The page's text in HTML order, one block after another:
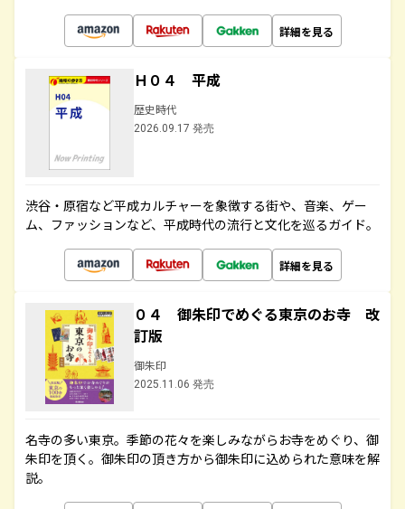
詳細を見る
Ｈ０４ 平成
歴史時代
2026.09.17 発売
渋谷・原宿など平成カルチャーを象徴する街や、音楽、ゲー
ム、ファッションなど、平成時代の流行と文化を巡るガイド。
詳細を見る
０４ 御朱印でめぐる東京のお寺 改
訂版
御朱印
2025.11.06 発売
名寺の多い東京。季節の花々を楽しみながらお寺をめぐり、御
朱印を頂く。御朱印の頂き方から御朱印に込められた意味を解
説。